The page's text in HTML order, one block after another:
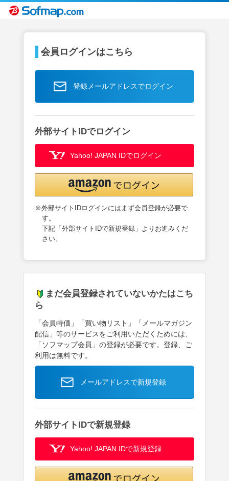
会員ログインはこちら
登録メールアドレスでログイン
外部サイトIDでログイン
Yahoo! JAPAN IDでログイン
※外部サイトIDログインにはまず会員登録が必要で
す。
下記「外部サイトIDで新規登録」よりお進みくだ
さい。
まだ会員登録されていないかたはこち
ら
「会員特価」「買い物リスト」「メールマガジン
配信」等のサービスをご利用いただくためには、
「ソフマップ会員」の登録が必要です。登録、ご
利用は無料です。
メールアドレスで新規登録
外部サイトIDで新規登録
Yahoo! JAPAN IDで新規登録